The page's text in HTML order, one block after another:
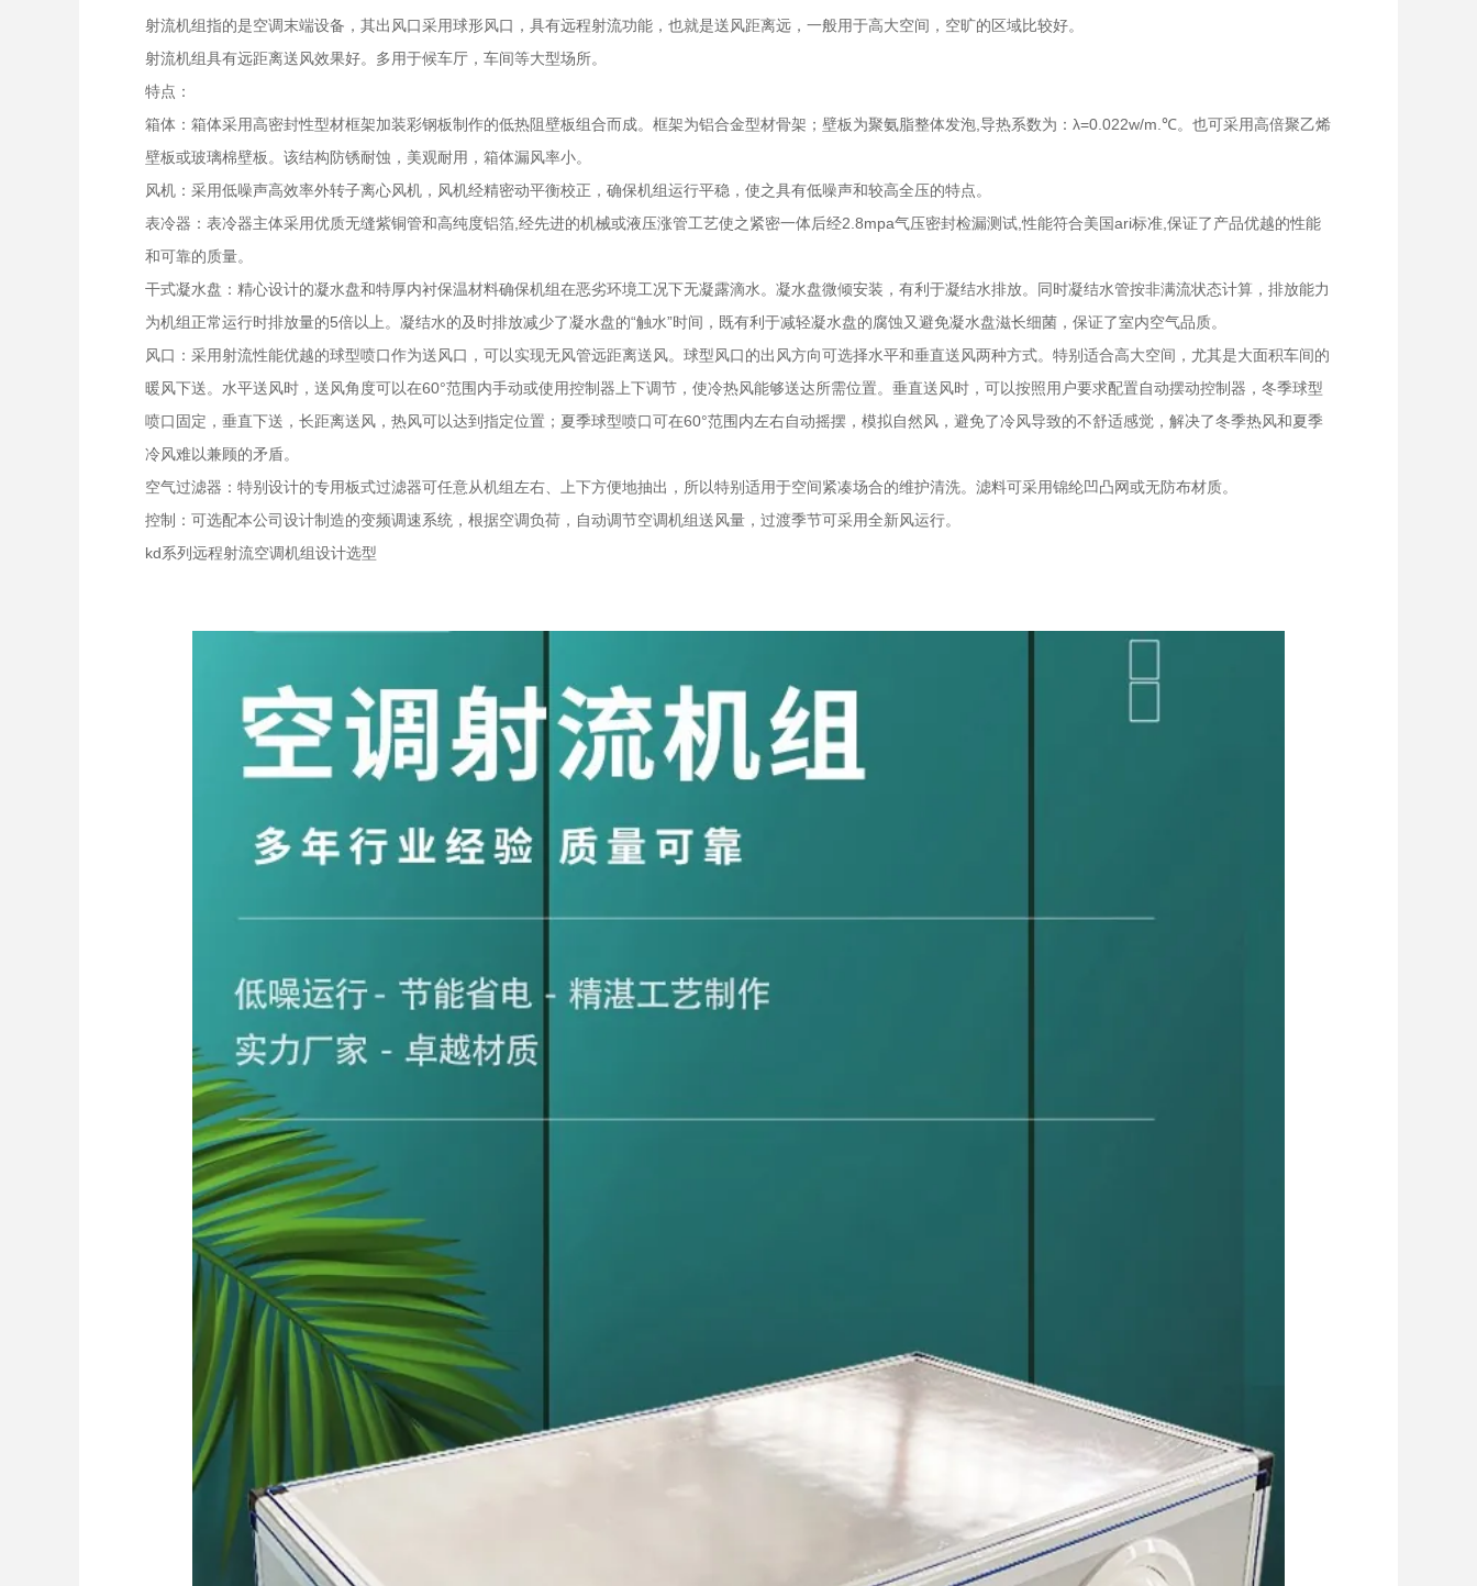
射流机组指的是空调末端设备，其出风口采用球形风口，具有远程射流功能，也就是送风距离远，一般用于高大空间，空旷的区域比较好。
射流机组具有远距离送风效果好。多用于候车厅，车间等大型场所。
特点：
箱体：箱体采用高密封性型材框架加装彩钢板制作的低热阻壁板组合而成。框架为铝合金型材骨架；壁板为聚氨脂整体发泡,导热系数为：λ=0.022w/m.℃。也可采用高倍聚乙烯
壁板或玻璃棉壁板。该结构防锈耐蚀，美观耐用，箱体漏风率小。
风机：采用低噪声高效率外转子离心风机，风机经精密动平衡校正，确保机组运行平稳，使之具有低噪声和较高全压的特点。
表冷器：表冷器主体采用优质无缝紫铜管和高纯度铝箔,经先进的机械或液压涨管工艺使之紧密一体后经2.8mpa气压密封检漏测试,性能符合美国ari标准,保证了产品优越的性能
和可靠的质量。
干式凝水盘：精心设计的凝水盘和特厚内衬保温材料确保机组在恶劣环境工况下无凝露滴水。凝水盘微倾安装，有利于凝结水排放。同时凝结水管按非满流状态计算，排放能力
为机组正常运行时排放量的5倍以上。凝结水的及时排放减少了凝水盘的“触水”时间，既有利于减轻凝水盘的腐蚀又避免凝水盘滋长细菌，保证了室内空气品质。
风口：采用射流性能优越的球型喷口作为送风口，可以实现无风管远距离送风。球型风口的出风方向可选择水平和垂直送风两种方式。特别适合高大空间，尤其是大面积车间的
暖风下送。水平送风时，送风角度可以在60°范围内手动或使用控制器上下调节，使冷热风能够送达所需位置。垂直送风时，可以按照用户要求配置自动摆动控制器，冬季球型
喷口固定，垂直下送，长距离送风，热风可以达到指定位置；夏季球型喷口可在60°范围内左右自动摇摆，模拟自然风，避免了冷风导致的不舒适感觉，解决了冬季热风和夏季
冷风难以兼顾的矛盾。
空气过滤器：特别设计的专用板式过滤器可任意从机组左右、上下方便地抽出，所以特别适用于空间紧凑场合的维护清洗。滤料可采用锦纶凹凸网或无防布材质。
控制：可选配本公司设计制造的变频调速系统，根据空调负荷，自动调节空调机组送风量，过渡季节可采用全新风运行。
kd系列远程射流空调机组设计选型